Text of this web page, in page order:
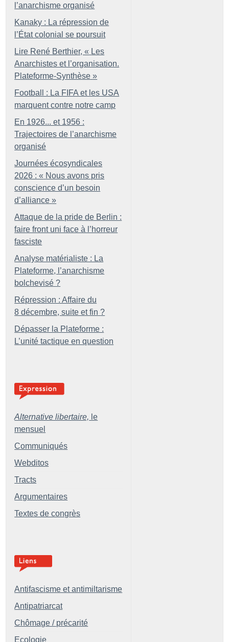
l’anarchisme organisé
Kanaky : La répression de
l’État colonial se poursuit
Lire René Berthier, « Les
Anarchistes et l’organisation.
Plateforme-Synthèse »
Football : La FIFA et les USA
marquent contre notre camp
En 1926... et 1956 :
Trajectoires de l’anarchisme
organisé
Journées écosyndicales
2026 : « Nous avons pris
conscience d’un besoin
d’alliance »
Attaque de la pride de Berlin :
faire front uni face à l’horreur
fasciste
Analyse matérialiste : La
Plateforme, l’anarchisme
bolchevisé ?
Répression : Affaire du
8 décembre, suite et fin ?
Dépasser la Plateforme :
L’unité tactique en question
Alternative libertaire, le
mensuel
Communiqués
Webditos
Tracts
Argumentaires
Textes de congrès
Antifascisme et antimiltarisme
Antipatriarcat
Chômage / précarité
Ecologie